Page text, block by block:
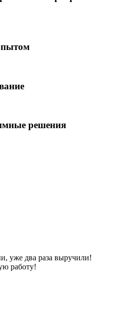
решения
уже два раза выручили!
работу!